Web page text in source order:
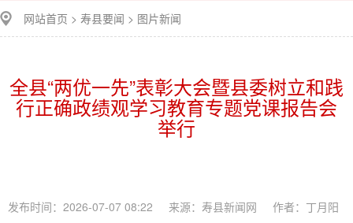
网站首页 > 寿县要闻 > 图片新闻
全县“两优一先”表彰大会暨县委树立和践
行正确政绩观学习教育专题党课报告会
举行
发布时间：2026-07-07 08:22 来源：寿县新闻网 作者：丁月阳